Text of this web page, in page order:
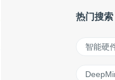
热门搜索
智能硬